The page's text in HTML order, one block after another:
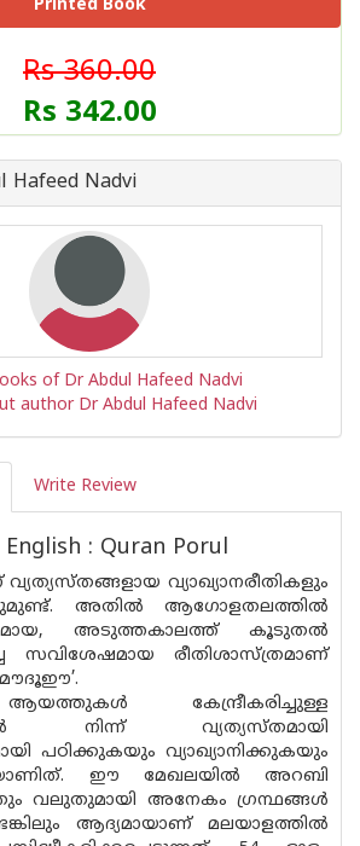
Printed Book
Rs 360.00
Rs 342.00
Hafeed Nadvi
of Dr Abdul Hafeed Nadvi
author Dr Abdul Hafeed Nadvi
Write Review
: Quran Porul
വ്യാഖ്യാനരീതികളും
അതിൽ ആഗോളതലത്തിൽ
അടുത്തകാലത്ത് കൂടുതൽ
സവിശേഷമായ രീതിശാസ്ത്രമാണ്
കേന്ദ്രീകരിച്ചുള്ള
നിന്ന് വ്യത്യസ്‌തമായി
പഠിക്കുകയും വ്യാഖ്യാനിക്കുകയും
ഈ മേഖലയിൽ അറബി
വലുതുമായി അനേകം ഗ്രന്ഥങ്ങൾ
ആദ്യമായാണ് മലയാളത്തിൽ